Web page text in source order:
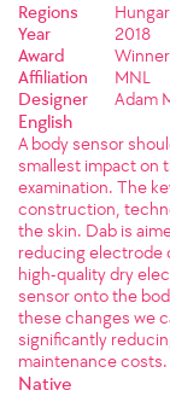
Regions
Year
2018
Award
Winner
Affiliation
MNL
Designer
Adam
English
A body sensor
smallest impact on
examination. The
construction,
the skin. Dab is
reducing electrode
high-quality dry
sensor onto the
these changes we
significantly
maintenance costs.
Native